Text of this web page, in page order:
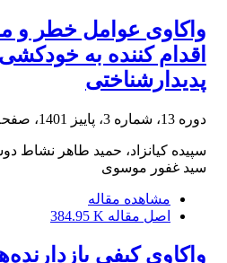
واکاوی عوامل خطر و
اقدام کننده به
پدیدارشناختی
دوره 13، شماره 3، پاییز 1401، صفحه
سپیده کیانزاد، حمید طاهر نشاط
سید غفور موسوی
مشاهده مقاله
اصل مقاله 384.95 K
واکاوی کیفی